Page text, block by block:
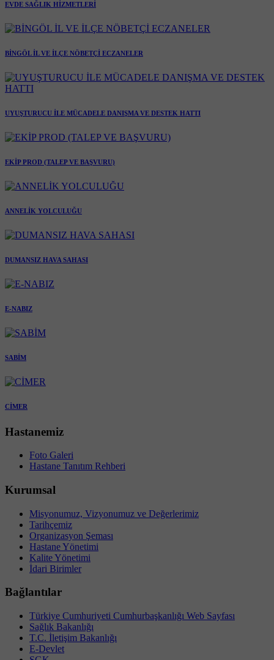
EVDE SAĞLIK HİZMETLERİ
BİNGÖL İL VE İLÇE NÖBETÇİ ECZANELER
UYUŞTURUCU İLE MÜCADELE DANIŞMA VE DESTEK HATTI
EKİP PROD (TALEP VE BAŞVURU)
ANNELİK YOLCULUĞU
DUMANSIZ HAVA SAHASI
E-NABIZ
SABİM
CİMER
Hastanemiz
Foto Galeri
Hastane Tanıtım Rehberi
Kurumsal
Misyonumuz, Vizyonumuz ve Değerlerimiz
Tarihçemiz
Organizasyon Şeması
Hastane Yönetimi
Kalite Yönetimi
İdari Birimler
Bağlantılar
Türkiye Cumhuriyeti Cumhurbaşkanlığı Web Sayfası
Sağlık Bakanlığı
T.C. İletişim Bakanlığı
E-Devlet